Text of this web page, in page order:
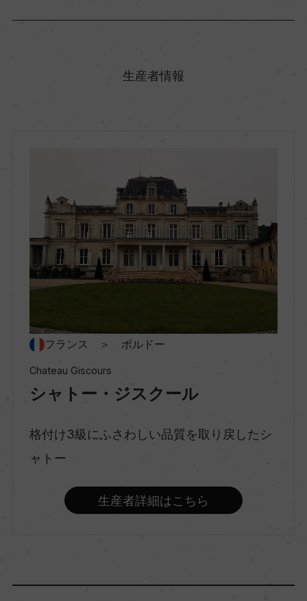
オー・メドック
スティルワイン
味わい
品種（原材料）
カベルネ・ソーヴィニヨン 61%/メルロー 39%
生産者情報
フランス ＞ ボルドー
Chateau Giscours
シャトー・ジスクール
格付け3級にふさわしい品質を取り戻したシ
ャトー
生産者詳細はこちら